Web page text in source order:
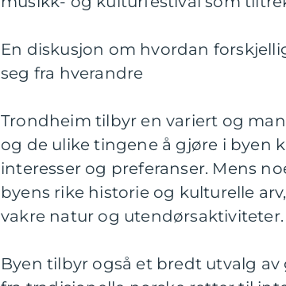
En diskusjon om hvordan
seg fra hverandre
Trondheim tilbyr en variert og
og de ulike tingene å gjøre i byen
interesser og preferanser. Mens
byens rike historie og kulturelle
vakre natur og utendørsaktiviteter.
Byen tilbyr også et bredt utvalg